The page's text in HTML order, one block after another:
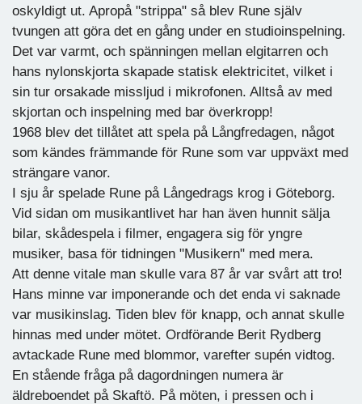
oskyldigt ut. Apropå "strippa" så blev Rune själv
tvungen att göra det en gång under en studioinspelning.
Det var varmt, och spänningen mellan elgitarren och
hans nylonskjorta skapade statisk elektricitet, vilket i
sin tur orsakade missljud i mikrofonen. Alltså av med
skjortan och inspelning med bar överkropp!
1968 blev det tillåtet att spela på Långfredagen, något
som kändes främmande för Rune som var uppväxt med
strängare vanor.
I sju år spelade Rune på Långedrags krog i Göteborg.
Vid sidan om musikantlivet har han även hunnit sälja
bilar, skådespela i filmer, engagera sig för yngre
musiker, basa för tidningen "Musikern" med mera.
Att denne vitale man skulle vara 87 år var svårt att tro!
Hans minne var imponerande och det enda vi saknade
var musikinslag. Tiden blev för knapp, och annat skulle
hinnas med under mötet. Ordförande Berit Rydberg
avtackade Rune med blommor, varefter supén vidtog.
En stående fråga på dagordningen numera är
äldreboendet på Skaftö. På möten, i pressen och i